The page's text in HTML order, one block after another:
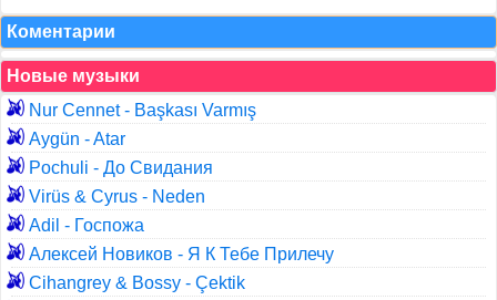
Коментарии
Новые музыки
Nur Cennet - Başkası Varmış
Aygün - Atar
Pochuli - До Свидания
Virüs & Cyrus - Neden
Adil - Госпожа
Алексей Новиков - Я К Тебе Прилечу
Cihangrey & Bossy - Çektik